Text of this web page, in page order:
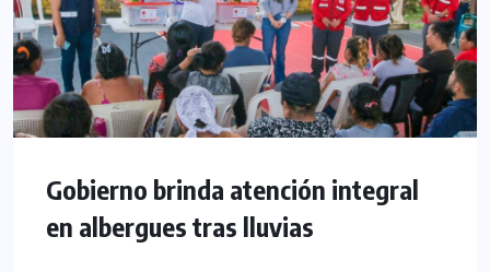
Gobierno brinda atención integral
en albergues tras lluvias